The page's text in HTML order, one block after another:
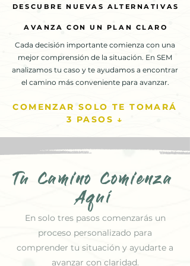
DESCUBRE NUEVAS ALTERNATIVAS
AVANZA CON UN PLAN CLARO
DESCUBRE NUEVAS ALTERNATIVAS
AVANZA CON UN PLAN CLARO
Cada decisión importante comienza con una
mejor comprensión de la situación. En SEM
analizamos tu caso y te ayudamos a encontrar
el camino más conveniente para avanzar.
COMENZAR SOLO TE TOMARÁ
3 PASOS ↓
Tu Camino Comienza
Aquí
En solo tres pasos comenzarás un
proceso personalizado para
comprender tu situación y ayudarte a
avanzar con claridad.